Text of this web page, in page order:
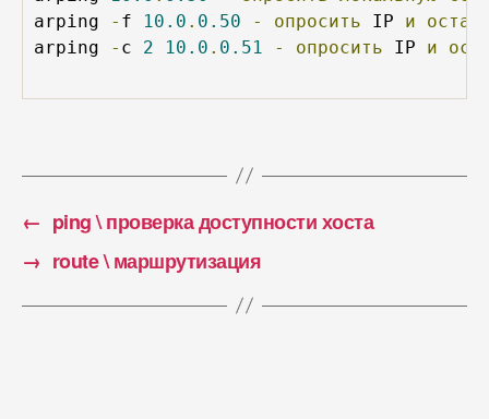
arping
- f 10.0 . 0.50 - опросить IP и
arping
- c 2 10.0 . 0.51 - опросить IP и
← ping \ проверка доступности хоста
→ route \ маршрутизация